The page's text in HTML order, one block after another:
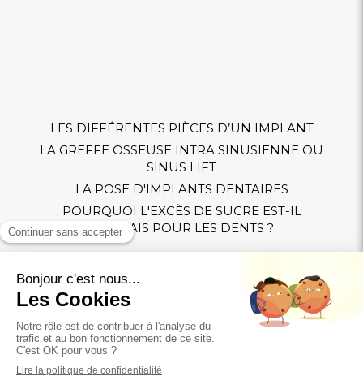
LES DIFFÉRENTES PIÈCES D’UN IMPLANT
LA GREFFE OSSEUSE INTRA SINUSIENNE OU
SINUS LIFT
LA POSE D'IMPLANTS DENTAIRES
POURQUOI L'EXCÈS DE SUCRE EST-IL
MAUVAIS POUR LES DENTS ?
Politique de confidentialité et charte cookie
Mentions légales
Conditions Générales Utilisation
Charte déontologique
Ordre national